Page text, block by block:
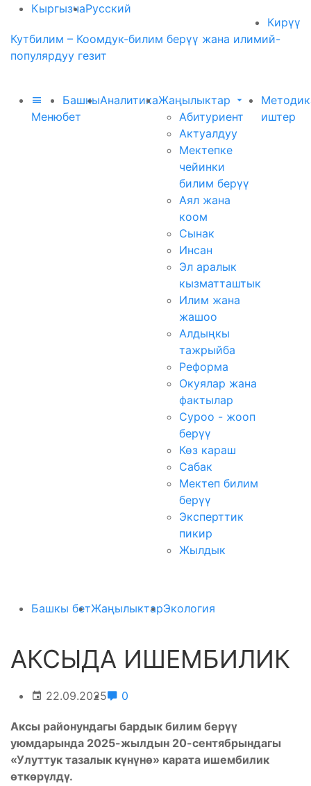
КыргызчаРусский
Кирүү
Кутбилим – Коомдук-билим берүү жана илимий-
популярдуу гезит
Меню
Башкы
бет
АналитикаЖаңылыктар
Абитуриент
Актуалдуу
Мектепке
чейинки
билим берүү
Аял жана
коом
Сынак
Инсан
Эл аралык
кызматташтык
Илим жана
жашоо
Алдыңкы
тажрыйба
Реформа
Окуялар жана
фактылар
Суроо - жооп
берүү
Көз караш
Сабак
Мектеп билим
берүү
Эксперттик
пикир
Жылдык
иштер
Башкы бетЖаңылыктарЭкология
АКСЫДА ИШЕМБИЛИК
22.09.2025 0
Аксы районундагы бардык билим берүү
уюмдарында 2025-жылдын 20-сентябрындагы
«Улуттук тазалык күнүнө» карата ишембилик
өткөрүлдү.